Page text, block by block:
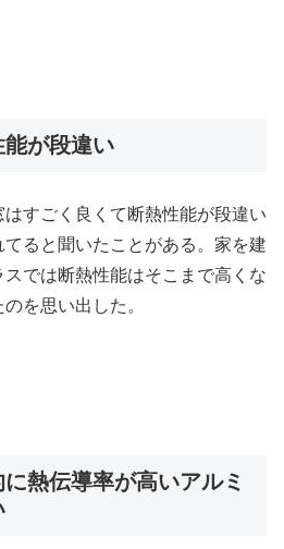
が段違い
すごく良くて断熱性能が段違い
ると聞いたことがある。家を建
では断熱性能はそこまで高くな
を思い出した。
熱伝導率が高いアルミ